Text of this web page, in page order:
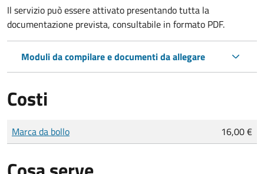
Il servizio può essere attivato presentando tutta la
documentazione prevista, consultabile in formato PDF.
Moduli da compilare e documenti da allegare
Costi
Tipo di pagamento
Importo
Marca da bollo 16,00 €